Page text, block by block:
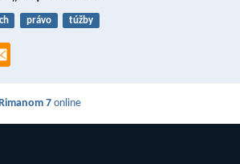
právo túžby
7 online